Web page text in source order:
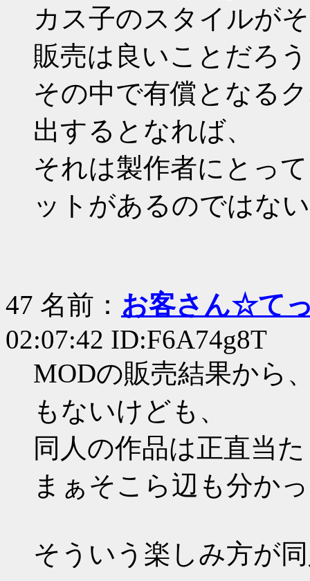
カス子のスタイルが
販売は良いことだろう
その中で有償となる
出するとなれば、
それは製作者にとっ
ットがあるのではな
47 名前： お客さん☆て
02:07:42 ID:F6A74g8T
MODの販売結果から
もないけども、
同人の作品は正直当
まぁそこら辺も分か
そういう楽しみ方が